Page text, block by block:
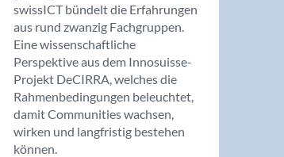
swissICT bündelt die Erfahrungen
aus rund zwanzig Fachgruppen.
Eine wissenschaftliche
Perspektive aus dem Innosuisse-
Projekt DeCIRRA, welches die
Rahmenbedingungen beleuchtet,
damit Communities wachsen,
wirken und langfristig bestehen
können.